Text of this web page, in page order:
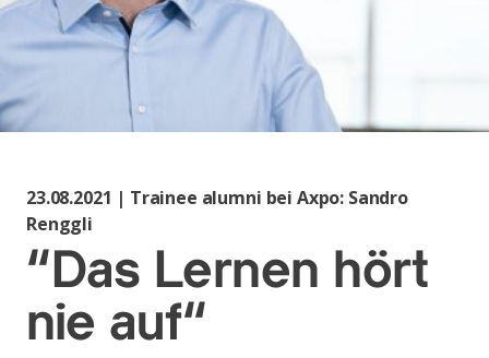
23.08.2021 | Trainee alumni bei Axpo: Sandro
Renggli
“Das Lernen hört
nie auf“